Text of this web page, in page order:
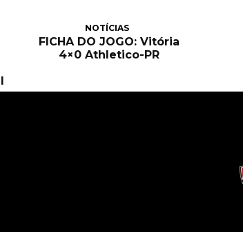
NOTÍCIAS
FICHA DO JOGO: Vitória
4×0 Athletico-PR